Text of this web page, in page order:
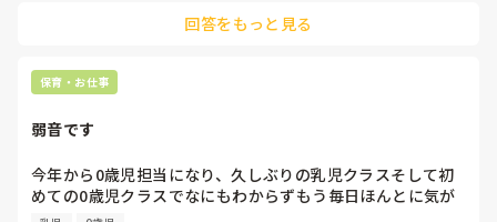
髪キレイですね！ネイル綺麗ですね！とか褒めつつ、何かあっ
🥺！
応してもらったほうがスムーズではあります！🥺！
回答をもっと見る
保育・お仕事
弱音です
今年から0歳児担当になり、久しぶりの乳児クラスそして初
めての0歳児クラスでなにもわからずもう毎日ほんとに気が
狂いそうです😭